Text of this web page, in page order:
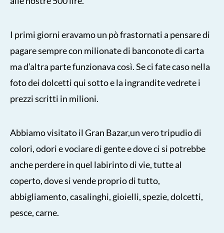
I primi giorni eravamo un pò frastornati a pensare di
pagare sempre con milionate di banconote di carta
ma d’altra parte funzionava così. Se ci fate caso nella
foto dei dolcetti qui sotto e la ingrandite vedrete i
prezzi scritti in milioni.
Abbiamo visitato il Gran Bazar,un vero tripudio di
colori, odori e vociare di gente e dove ci si potrebbe
anche perdere in quel labirinto di vie, tutte al
coperto, dove si vende proprio di tutto,
abbigliamento, casalinghi, gioielli, spezie, dolcetti,
pesce, carne.